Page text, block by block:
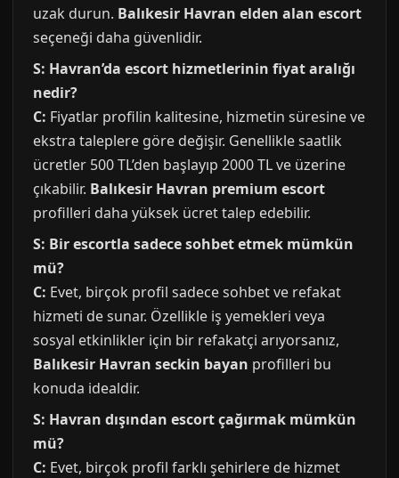
uzak durun. Balıkesir Havran elden alan escort
seçeneği daha güvenlidir.
S: Havran’da escort hizmetlerinin fiyat aralığı
nedir?
C: Fiyatlar profilin kalitesine, hizmetin süresine ve
ekstra taleplere göre değişir. Genellikle saatlik
ücretler 500 TL’den başlayıp 2000 TL ve üzerine
çıkabilir. Balıkesir Havran premium escort
profilleri daha yüksek ücret talep edebilir.
S: Bir escortla sadece sohbet etmek mümkün
mü?
C: Evet, birçok profil sadece sohbet ve refakat
hizmeti de sunar. Özellikle iş yemekleri veya
sosyal etkinlikler için bir refakatçi arıyorsanız,
Balıkesir Havran seckin bayan profilleri bu
konuda idealdir.
S: Havran dışından escort çağırmak mümkün
mü?
C: Evet, birçok profil farklı şehirlere de hizmet